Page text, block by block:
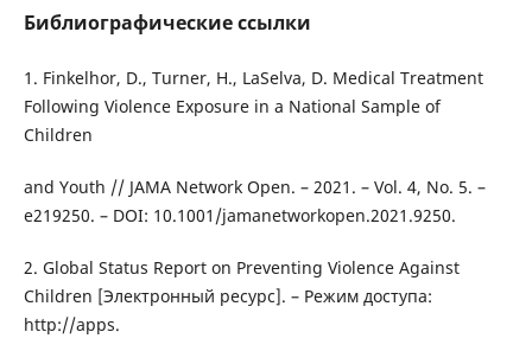
Библиографические ссылки
1. Finkelhor, D., Turner, H., LaSelva, D. Medical Treatment
Following Violence Exposure in a National Sample of
Children
and Youth // JAMA Network Open. – 2021. – Vol. 4, No. 5. –
e219250. – DOI: 10.1001/jamanetworkopen.2021.9250.
2. Global Status Report on Preventing Violence Against
Children [Электронный ресурс]. – Режим доступа:
http://apps.